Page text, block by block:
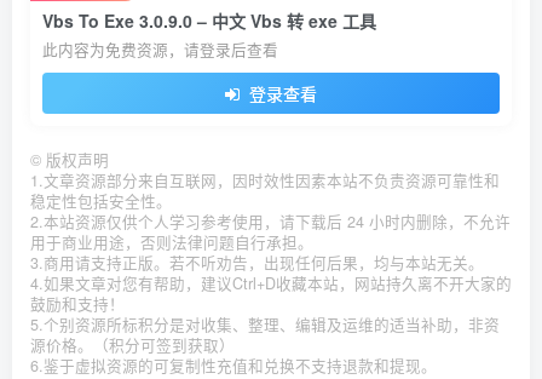
Vbs To Exe 3.0.9.0 – 中文 Vbs 转 exe 工具
此内容为免费资源，请登录后查看
登录查看
© 版权声明
1.文章资源部分来自互联网，因时效性因素本站不负责资源可靠性和
稳定性包括安全性。
2.本站资源仅供个人学习参考使用，请下载后 24 小时内删除，不允许
用于商业用途，否则法律问题自行承担。
3.商用请支持正版。若不听劝告，出现任何后果，均与本站无关。
4.如果文章对您有帮助，建议Ctrl+D收藏本站，网站持久离不开大家的
鼓励和支持！
5.个别资源所标积分是对收集、整理、编辑及运维的适当补助，非资
源价格。（积分可签到获取）
6.鉴于虚拟资源的可复制性充值和兑换不支持退款和提现。